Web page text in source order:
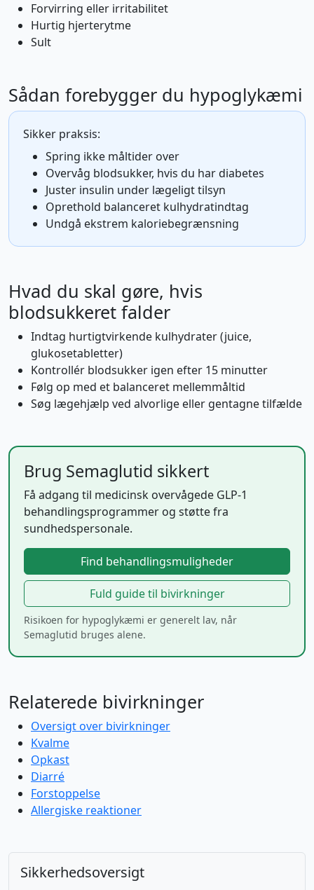
Forvirring eller irritabilitet
Hurtig hjerterytme
Sult
Sådan forebygger du hypoglykæmi
Sikker praksis:
Spring ikke måltider over
Overvåg blodsukker, hvis du har diabetes
Juster insulin under lægeligt tilsyn
Oprethold balanceret kulhydratindtag
Undgå ekstrem kaloriebegrænsning
Hvad du skal gøre, hvis
blodsukkeret falder
Indtag hurtigtvirkende kulhydrater (juice,
glukosetabletter)
Kontrollér blodsukker igen efter 15 minutter
Følg op med et balanceret mellemmåltid
Søg lægehjælp ved alvorlige eller gentagne tilfælde
Brug Semaglutid sikkert
Få adgang til medicinsk overvågede GLP-1
behandlingsprogrammer og støtte fra
sundhedspersonale.
Find behandlingsmuligheder
Fuld guide til bivirkninger
Risikoen for hypoglykæmi er generelt lav, når
Semaglutid bruges alene.
Relaterede bivirkninger
Oversigt over bivirkninger
Kvalme
Opkast
Diarré
Forstoppelse
Allergiske reaktioner
Sikkerhedsoversigt